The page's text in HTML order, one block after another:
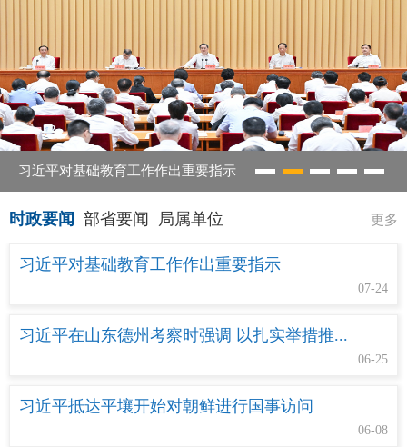
2026年亚太经合组织（APEC）数字和人工智能部长会议新闻发布会在成都召开
时政要闻 更多
部省要闻 局属单位
习近平对基础教育工作作出重要指示
07-24
习近平在山东德州考察时强调 以扎实举措推...
06-25
习近平抵达平壤开始对朝鲜进行国事访问
06-08